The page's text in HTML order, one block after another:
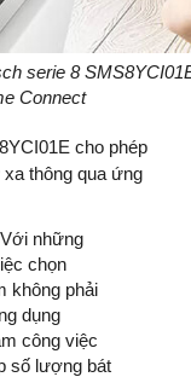
serie 8
Connect
cho phép
thông qua ứng
Với những
chọn
không phải
dụng
công việc
số lượng bát